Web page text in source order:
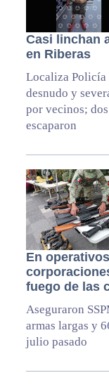
Casi linchan
en Riberas
Localiza
desnudo y
por vecinos;
escaparon
En
fuego de las
Aseguraron
armas largas y
julio pasado